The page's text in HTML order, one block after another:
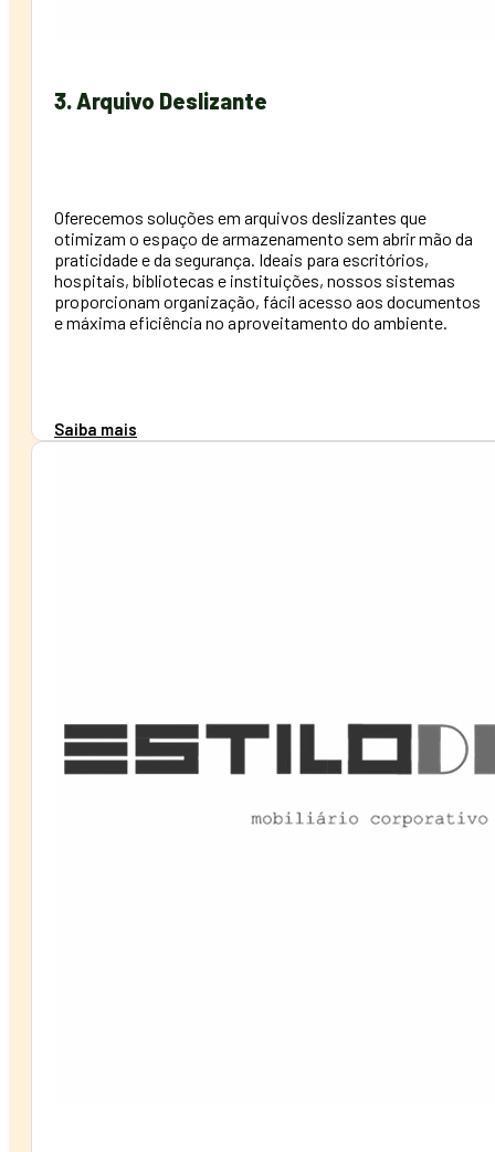
3. Arquivo Deslizante
Oferecemos soluções em arquivos deslizantes que
otimizam o espaço de armazenamento sem abrir mão da
praticidade e da segurança. Ideais para escritórios,
hospitais, bibliotecas e instituições, nossos sistemas
proporcionam organização, fácil acesso aos documentos
e máxima eficiência no aproveitamento do ambiente.
Saiba mais